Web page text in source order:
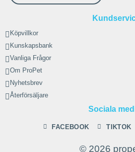
Köpvillkor
Kunskapsbank
Vanliga Frågor
Om ProPet
Nyhetsbrev
Återförsäljare
Sociala
FACEBOOK TIKTOK
© 2026